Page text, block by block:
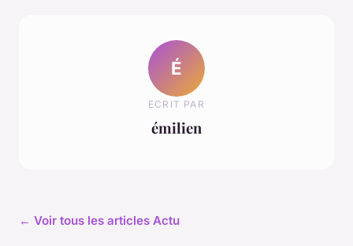
É
ECRIT PAR
émilien
← Voir tous les articles Actu